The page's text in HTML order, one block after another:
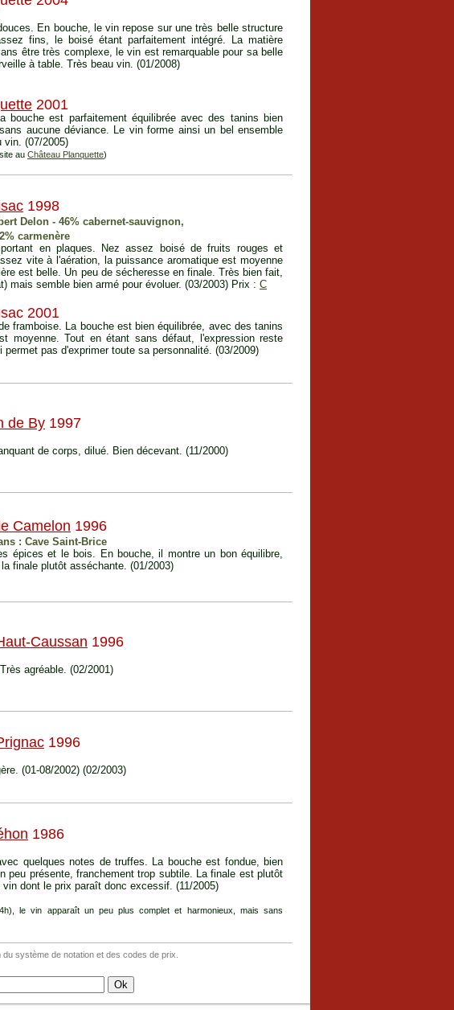
En bouche, le vin repose sur une très belle structure
fins, le boisé étant parfaitement intégré. La matière
être très complexe, le vin est remarquable pour sa belle
à table. Très beau vin. (01/2008)
2001
bouche est parfaitement équilibrée avec des tanins bien
aucune déviance. Le vin forme ainsi un bel ensemble
vin. (07/2005)
au Château Planquette)
1998
Delon - 46% cabernet-sauvignon,
carmenère
en plaques. Nez assez boisé de fruits rouges et
vite à l'aération, la puissance aromatique est moyenne
est belle. Un peu de sécheresse en finale. Très bien fait,
mais semble bien armé pour évoluer. (03/2003) Prix : C
2001
framboise. La bouche est bien équilibrée, avec des tanins
moyenne. Tout en étant sans défaut, l'expression reste
pas d'exprimer toute sa personnalité. (03/2009)
de By 1997
de corps, dilué. Bien décevant. (11/2000)
Camelon 1996
: Cave Saint-Brice
épices et le bois. En bouche, il montre un bon équilibre,
finale plutôt asséchante. (01/2003)
Caussan 1996
agréable. (02/2001)
1996
(01-08/2002) (02/2003)
1986
quelques notes de truffes. La bouche est fondue, bien
peu présente, franchement trop subtile. La finale est plutôt
dont le prix paraît donc excessif. (11/2005)
le vin apparaît un peu plus complet et harmonieux, mais sans
système de notation et des codes de prix.